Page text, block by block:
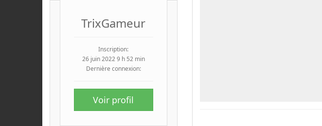
TrixGameur
Inscription:
26 juin 2022 9 h 52 min
Dernière connexion:
Voir profil